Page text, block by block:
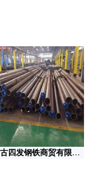
内蒙古四发钢铁商贸有限公司